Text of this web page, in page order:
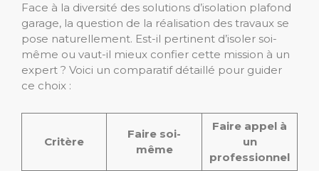
Face à la diversité des solutions d’isolation plafond
garage, la question de la réalisation des travaux se
pose naturellement. Est-il pertinent d’isoler soi-
même ou vaut-il mieux confier cette mission à un
expert ? Voici un comparatif détaillé pour guider
ce choix :
Critère
Faire soi-
même
Faire appel à
un
professionnel